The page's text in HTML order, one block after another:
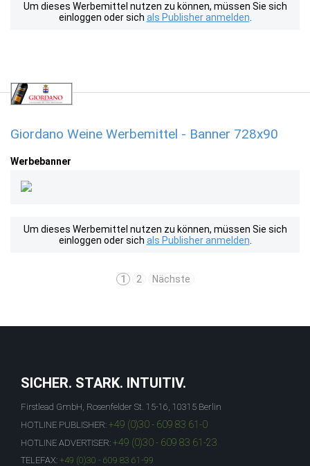
Um dieses Werbemittel nutzen zu können, müssen Sie sich
einloggen oder sich als Publisher anmelden
Giordano Weine Werbemittel - Banner 728x90
Werbebanner
Um dieses Werbemittel nutzen zu können, müssen Sie sich
einloggen oder sich als Publisher anmelden
1 2 Nächste
SICHER. STARK. INTUITIV.
Firstlead GmbH, Rosenfelder St. 15-16, 10315 Berlin
HOTLINE PUBLISHER: +49 (0)30 - 609 83 61-0
HOTLINE ADVERTISER: +49 (0)30 - 609 83 61-23
TELEFAX: +49 (0)30 - 609 83 61-99